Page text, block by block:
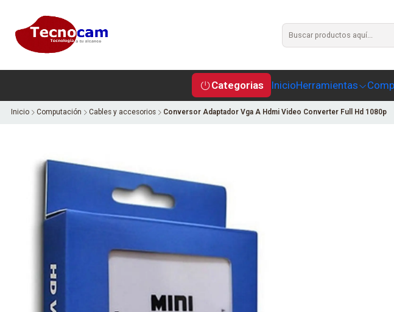
Categorias InicioHerramientas
Inicio Computación Cables y accesorios Conversor Adaptador Vga A Hdmi Video Converter Full Hd 1080p